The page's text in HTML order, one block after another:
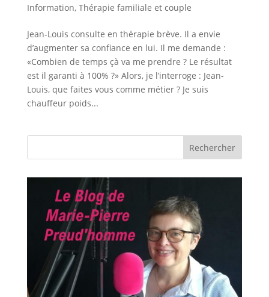
Information, Thérapie familiale et couple
Jean-Louis consulte en thérapie brève. Il a envie
d’augmenter sa confiance en lui. Il me demande :
«Combien de temps çà va me prendre ? Le résultat
est il garanti à 100% ?» Alors, je l’interroge : Jean-
Louis, que faites vous comme métier ? Je suis
chauffeur poids...